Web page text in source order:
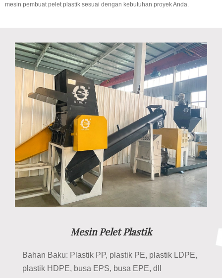
mesin pembuat pelet plastik sesuai dengan kebutuhan proyek Anda.
Mesin Pelet Plastik
Bahan Baku: Plastik PP, plastik PE, plastik LDPE,
plastik HDPE, busa EPS, busa EPE, dll